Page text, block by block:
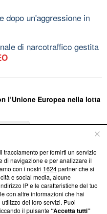
dopo un'aggressione in
di narcotraffico gestita
l’Unione Europea nella lotta
trasparenti su Blasting
e su come ci impegniamo a
la nostra aderenza a
Blasting News non è
ha richiesto di farne
effettuato una verifica di
per fornirti un servizio
di navigazione e per analizzare il
con i nostri 1624partner che si
e social media, alcune
IP e le caratteristiche del tuo
con altre informazioni che hai
dei loro servizi. Puoi
il pulsante“Accetta tutti”